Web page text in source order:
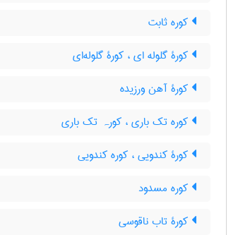
کوره ثابت
کورۀ گلوله ای ، کورۀ گلوله‌ای
کورۀ آهن ورزیده
کوره تک باری ، کورہ تک باری
کورۀ کندویی ، کوره کندویی
کوره مسدود
کورۀ تاب ناقوسی